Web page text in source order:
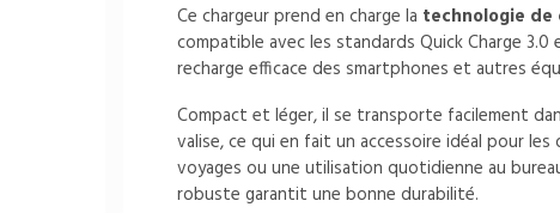
Ce chargeur prend en charge la technologie de
compatible avec les standards Quick Charge
recharge efficace des smartphones et autres
Compact et léger, il se transporte facilement
valise, ce qui en fait un accessoire idéal pour
voyages ou une utilisation quotidienne au
robuste garantit une bonne durabilité.